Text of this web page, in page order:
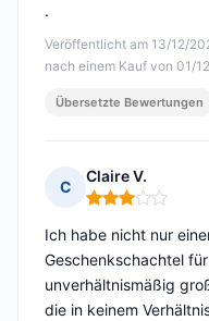
Veröffentlicht am 13/12/
nach einem Kauf von 01/
.
Übersetzte Bewertungen
C
Claire V.
Hinweis: 3 von 5
Ich habe nicht nur
Geschenkschachtel
unverhältnismäßig
die in keinem